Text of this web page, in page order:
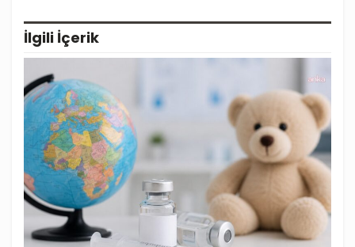
İlgili İçerik